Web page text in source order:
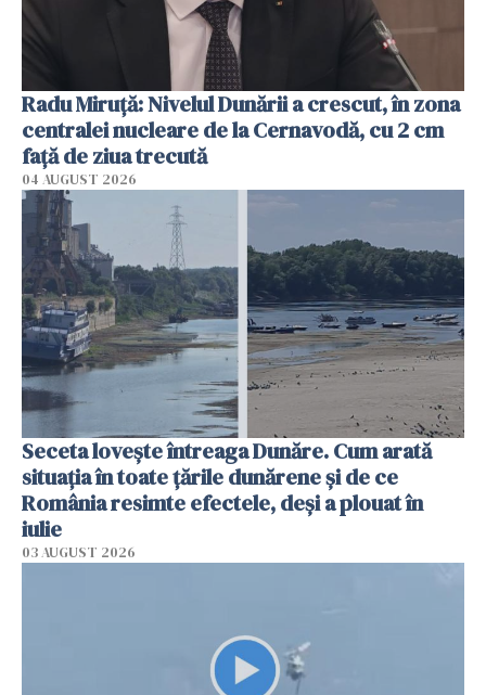
Radu Miruţă: Nivelul Dunării a crescut, în zona
centralei nucleare de la Cernavodă, cu 2 cm
faţă de ziua trecută
04 AUGUST 2026
Seceta lovește întreaga Dunăre. Cum arată
situația în toate țările dunărene și de ce
România resimte efectele, deși a plouat în
iulie
03 AUGUST 2026